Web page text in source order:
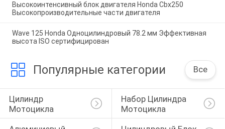
Высокоинтенсивный блок двигателя Honda Cbx250
Высокопроизводительные части двигателя
Wave 125 Honda Одноцилиндровый 78.2 мм Эффективная
высота ISO сертифицирован
Популярные категории Все
Цилиндр
Мотоцикла
Набор Цилиндра
Мотоцикла